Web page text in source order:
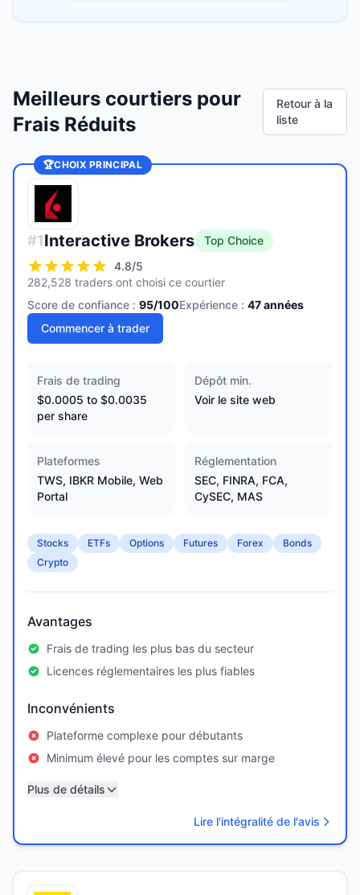
Meilleurs courtiers pour
Frais Réduits
Retour à la
liste
🏆CHOIX PRINCIPAL
#1Interactive Brokers
Top Choice
4.8/5
282,528 traders ont choisi ce courtier
Score de confiance : 95/100Expérience : 47années
Commencer à trader
Frais de trading
$0.0005 to $0.0035
per share
Dépôt min.
Voir le site web
Plateformes
TWS, IBKR Mobile, Web
Portal
Réglementation
SEC, FINRA, FCA,
CySEC, MAS
Stocks ETFs Options Futures Forex
Bonds
Crypto
Avantages
Frais de trading les plus bas du secteur
Licences réglementaires les plus fiables
Inconvénients
Plateforme complexe pour débutants
Minimum élevé pour les comptes sur marge
Plus de détails
Lire l'intégralité de l'avis